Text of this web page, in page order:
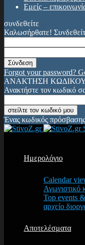
Εμείς –
συνδεθείτε
Καλωσήρθατε!
Forgot your password?
ΑΝΑΚΤΗΣΗ
Ανακτήστε τον κωδικό
Ένας κωδικός
Ημερολόγιο
Calendar
Αγωνιστικό
Top events
αρχείο
Αποτελέσματα